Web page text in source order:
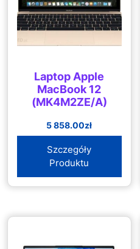
Laptop Apple
MacBook 12
(MK4M2ZE/A)
5 858.00zł
Szczegóły
Produktu